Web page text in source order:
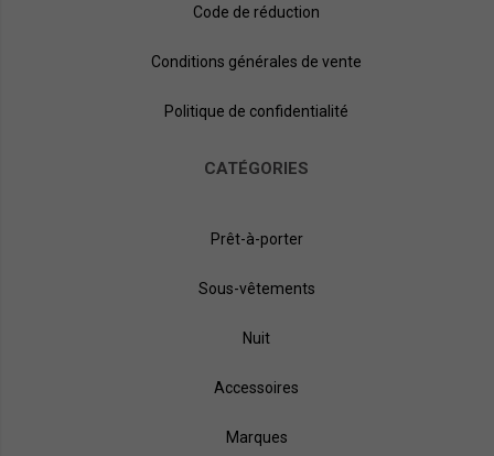
Code de réduction
Conditions générales de vente
Politique de confidentialité
CATÉGORIES
Prêt-à-porter
Sous-vêtements
Nuit
Accessoires
Marques